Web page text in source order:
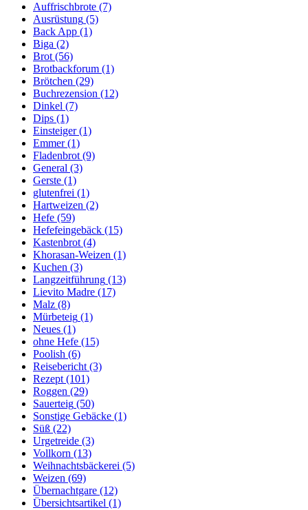
Auffrischbrote (7)
Ausrüstung (5)
Back App (1)
Biga (2)
Brot (56)
Brotbackforum (1)
Brötchen (29)
Buchrezension (12)
Dinkel (7)
Dips (1)
Einsteiger(1)
Emmer(1)
Fladenbrot (9)
General (3)
Gerste (1)
glutenfrei (1)
Hartweizen (2)
Hefe (59)
Hefefeingebäck (15)
Kastenbrot (4)
Khorasan-Weizen (1)
Kuchen (3)
Langzeitführung (13)
Lievito Madre (17)
Malz (8)
Mürbeteig (1)
Neues (1)
ohne Hefe (15)
Poolish (6)
Reisebericht (3)
Rezept (101)
Roggen (29)
Sauerteig (50)
Sonstige Gebäcke (1)
Süß (22)
Urgetreide (3)
Vollkorn (13)
Weihnachtsbäckerei (5)
Weizen (69)
Übernachtgare (12)
Übersichtsartikel (1)